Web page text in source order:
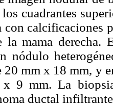
cuadrantes
con calcificaciones
la mama derecha.
nódulo
20 mm x 18 mm, y
x 9 mm. La
ductal